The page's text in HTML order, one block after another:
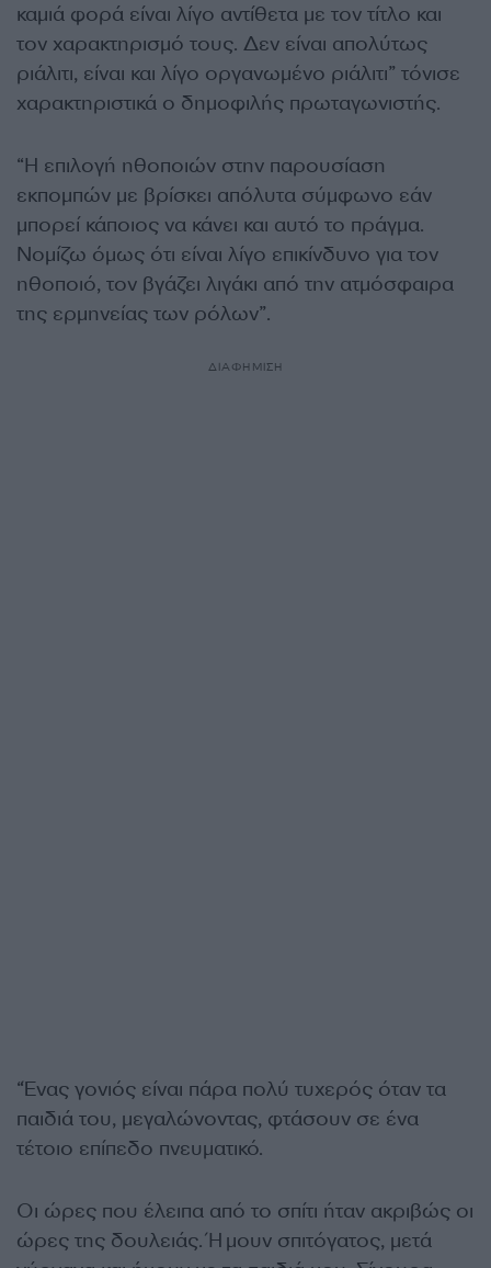
καμιά φορά είναι λίγο αντίθετα με τον τίτλο και
τον χαρακτηρισμό τους. Δεν είναι απολύτως
ριάλιτι, είναι και λίγο οργανωμένο ριάλιτι” τόνισε
χαρακτηριστικά ο δημοφιλής πρωταγωνιστής.
“Η επιλογή ηθοποιών στην παρουσίαση
εκπομπών με βρίσκει απόλυτα σύμφωνο εάν
μπορεί κάποιος να κάνει και αυτό το πράγμα.
Νομίζω όμως ότι είναι λίγο επικίνδυνο για τον
ηθοποιό, τον βγάζει λιγάκι από την ατμόσφαιρα
της ερμηνείας των ρόλων”.
ΔΙΑΦΗΜΙΣΗ
“Ένας γονιός είναι πάρα πολύ τυχερός όταν τα
παιδιά του, μεγαλώνοντας, φτάσουν σε ένα
τέτοιο επίπεδο πνευματικό.
Οι ώρες που έλειπα από το σπίτι ήταν ακριβώς οι
ώρες της δουλειάς. Ήμουν σπιτόγατος, μετά